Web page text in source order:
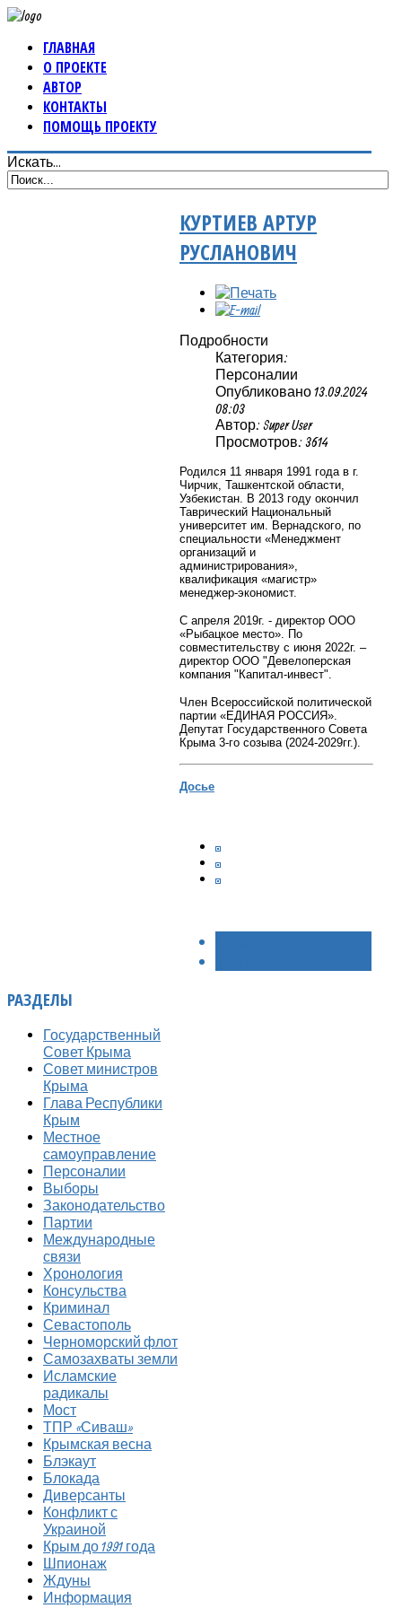
ГЛАВНАЯ
О ПРОЕКТЕ
АВТОР
КОНТАКТЫ
ПОМОЩЬ ПРОЕКТУ
Искать...
КУРТИЕВ АРТУР
РУСЛАНОВИЧ
Подробности
Категория:
Персоналии
Опубликовано 13.09.2024
08:03
Автор: Super User
Просмотров: 3614
Родился 11 января 1991 года в г.
Чирчик, Ташкентской области,
Узбекистан. В 2013 году окончил
Таврический Национальный
университет им. Вернадского, по
специальности «Менеджмент
организаций и
администрирования»,
квалификация «магистр»
менеджер-экономист.
С апреля 2019г. - директор ООО
«Рыбацкое место». По
совместительству с июня 2022г. –
директор ООО "Девелоперская
компания "Капитал-инвест".
Член Всероссийской политической
партии «ЕДИНАЯ РОССИЯ».
Депутат Государственного Совета
Крыма 3-го созыва (2024-2029гг.).
Досье
РАЗДЕЛЫ
Государственный
Совет Крыма
Совет министров
Крыма
Глава Республики
Крым
Местное
самоуправление
Персоналии
Выборы
Законодательство
Партии
Международные
связи
Хронология
Консульства
Криминал
Севастополь
Черноморский флот
Самозахваты земли
Исламские
радикалы
Мост
ТПР «Сиваш»
Крымская весна
Блэкаут
Блокада
Диверсанты
Конфликт с
Украиной
Крым до 1991 года
Шпионаж
Ждуны
Информация